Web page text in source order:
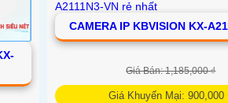
CAMERA IP KBVISION KX-
Giá Bán: 1,185,000 ₫
Giá Khuyến Mại: 900,000